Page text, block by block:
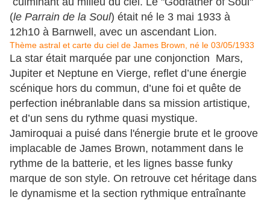
(le Parrain de la Soul) était né le 3 mai 1933 à
12h10 à Barnwell, avec un ascendant Lion.
Thème astral et carte du ciel de James Brown, né le 03/05/1933
La star était marquée par une conjonction Mars,
Jupiter et Neptune en Vierge, reflet d’une énergie
scénique hors du commun, d’une foi et quête de
perfection inébranlable dans sa mission artistique,
et d’un sens du rythme quasi mystique.
Jamiroquai a puisé dans l'énergie brute et le groove
implacable de James Brown, notamment dans le
rythme de la batterie, et les lignes basse funky
marque de son style. On retrouve cet héritage dans
le dynamisme et la section rythmique entraînante